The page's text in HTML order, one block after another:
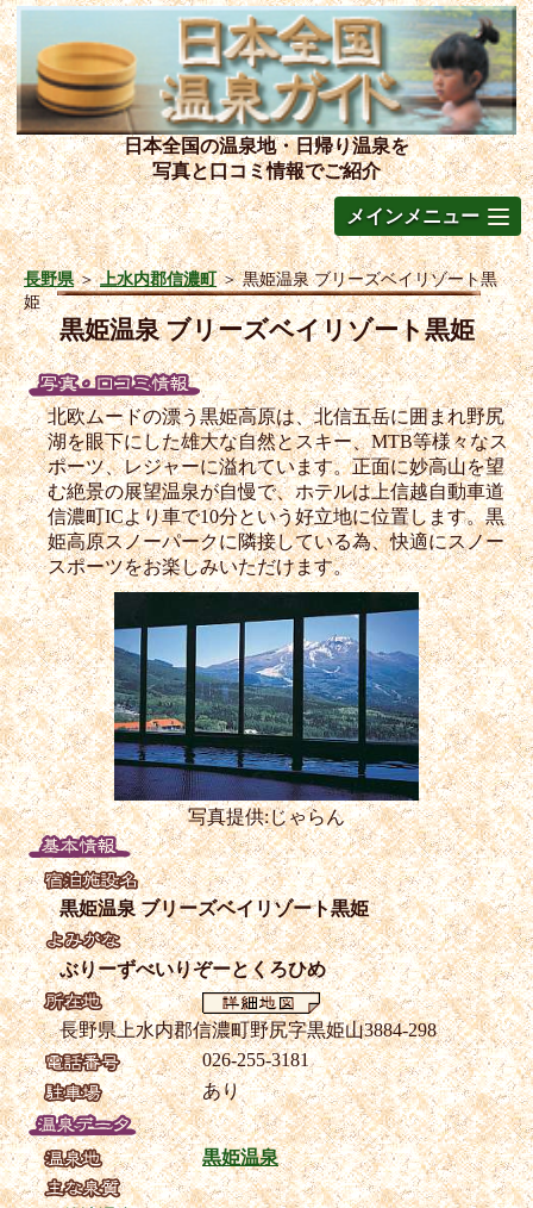
日本全国の温泉地・日帰り温泉を
写真と口コミ情報でご紹介
メインメニュー
長野県＞上水内郡信濃町＞黒姫温泉 ブリーズベイリゾート黒
姫
黒姫温泉 ブリーズベイリゾート黒姫
北欧ムードの漂う黒姫高原は、北信五岳に囲まれ野尻
湖を眼下にした雄大な自然とスキー、MTB等様々なス
ポーツ、レジャーに溢れています。正面に妙高山を望
む絶景の展望温泉が自慢で、ホテルは上信越自動車道
信濃町ICより車で10分という好立地に位置します。黒
姫高原スノーパークに隣接している為、快適にスノー
スポーツをお楽しみいただけます。
写真提供:じゃらん
黒姫温泉 ブリーズベイリゾート黒姫
ぶりーずべいりぞーとくろひめ
長野県上水内郡信濃町野尻字黒姫山3884-298
026-255-3181
あり
黒姫温泉